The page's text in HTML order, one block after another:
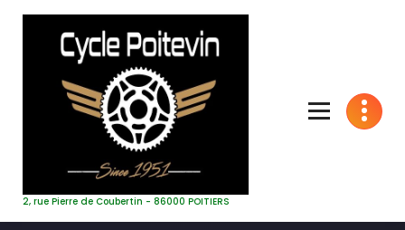
2, rue Pierre de Coubertin - 86000 POITIERS